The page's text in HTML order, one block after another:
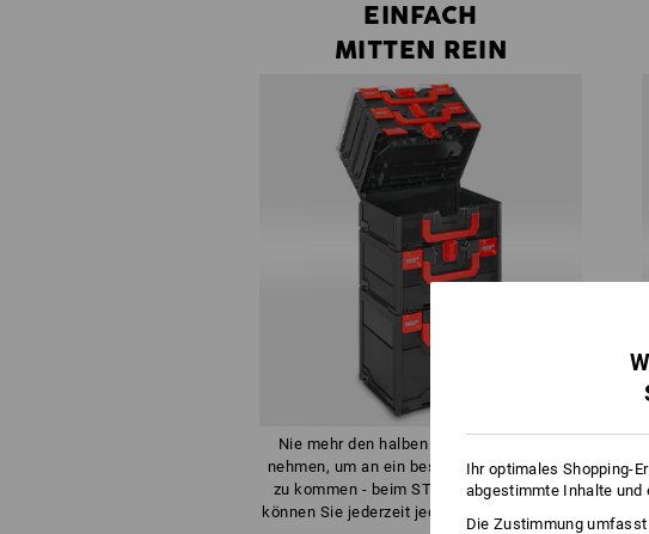
EINFACH
MITTEN REIN
Nie mehr den halben Turm auseinander
nehmen, um an ein bestimmtes Werkzeug
zu kommen - beim STRAUSSboxen-Turm
können Sie jederzeit jede der Boxen öffnen.
Ihr optimales Shopping-
abgestimmte Inhalte und
Die Zustimmung